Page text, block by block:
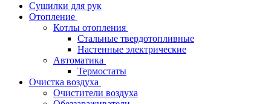
Сушилки для рук
Отопление
Котлы отопления
Стальные твердотопливные
Настенные электрические
Автоматика
Термостаты
Очистка воздуха
Очистители воздуха